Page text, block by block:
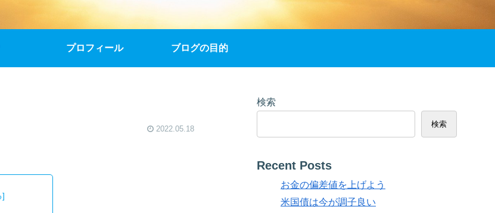
プロフィール ブログの目的
2022.05.18
検索
検索
Recent Posts
お金の偏差値を上げよう
米国債は今が調子良い